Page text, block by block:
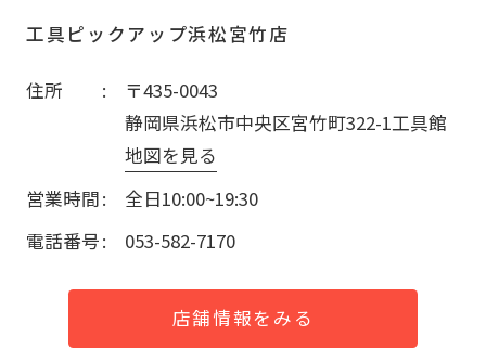
工具ピックアップ浜松宮竹店
住所
〒435-0043
静岡県浜松市中央区宮竹町322-1工具館
地図を見る
営業時間
全日10:00~19:30
電話番号
053-582-7170
店舗情報をみる